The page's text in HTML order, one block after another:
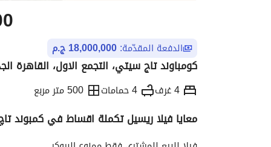
الدفعة المقدّمة: 18,000,000 ج.م
كومباوند تاج سيتي، التجمع الاول، القاهرة
4 غرف 4 حمامات 500 متر مربع
رهن عقاري
معايا فيلا ريسيل تكملة اقساط في كمبوند